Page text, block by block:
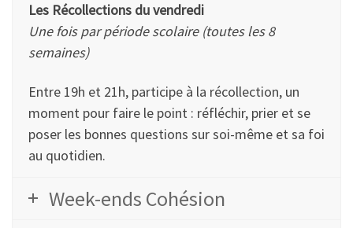
Les Récollections du vendredi
Une fois par période scolaire (toutes les 8
semaines)
Entre 19h et 21h, participe à la récollection, un
moment pour faire le point : réfléchir, prier et se
poser les bonnes questions sur soi-même et sa foi
au quotidien.
Week-ends Cohésion